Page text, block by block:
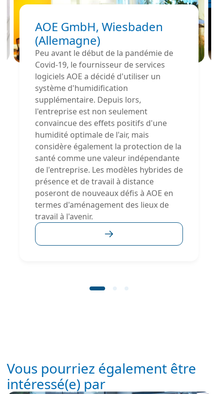
AOE GmbH, Wiesbaden
(Allemagne)
Peu avant le début de la pandémie de
Covid-19, le fournisseur de services
logiciels AOE a décidé d'utiliser un
système d'humidification
supplémentaire. Depuis lors,
l'entreprise est non seulement
convaincue des effets positifs d'une
humidité optimale de l'air, mais
considère également la protection de la
santé comme une valeur indépendante
de l'entreprise. Les modèles hybrides de
présence et de travail à distance
poseront de nouveaux défis à AOE en
termes d'aménagement des lieux de
travail à l'avenir.
Vous pourriez également être
intéressé(e) par